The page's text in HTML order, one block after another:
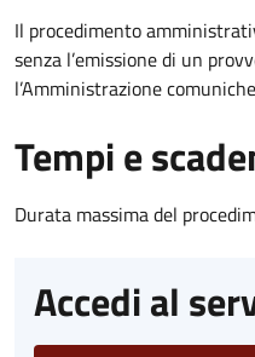
Il procedimento
senza l’emissione di un
l’Amministrazione
Tempi e
Durata massima del
Accedi al